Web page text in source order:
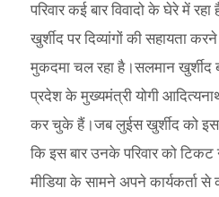
परिवार कई बार विवादो के घेरे में
खुर्शीद पर दिव्यांगों की सहायता
मुकदमा चल रहा है।सलमान खुर्शीद
प्रदेश के मुख्यमंत्री योगी आदित्यनाथ
कर चुके हैं।जब लुईस खुर्शीद को इस
कि इस बार उनके परिवार को टिकट
मीडिया के सामने अपने कार्यकर्ता